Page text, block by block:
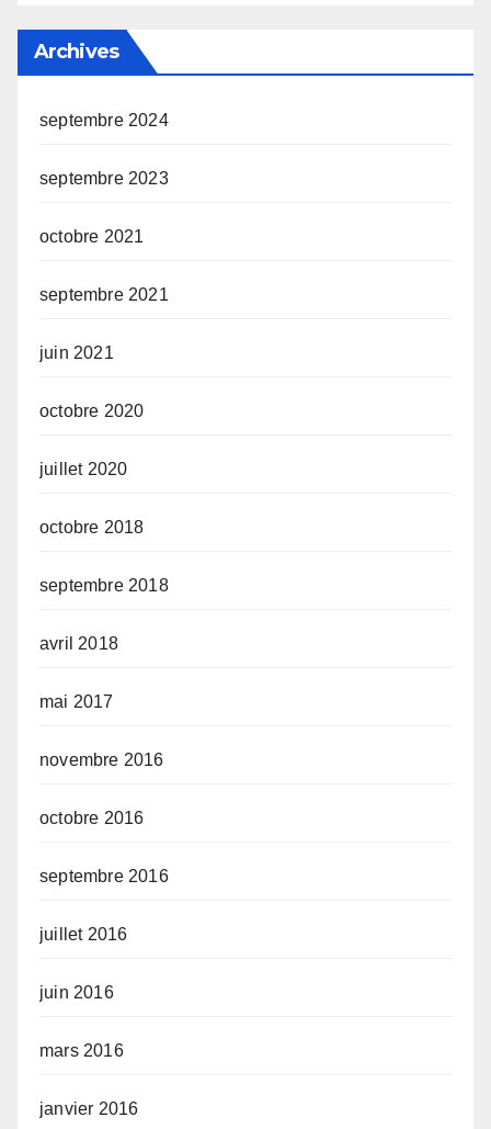
Archives
septembre 2024
septembre 2023
octobre 2021
septembre 2021
juin 2021
octobre 2020
juillet 2020
octobre 2018
septembre 2018
avril 2018
mai 2017
novembre 2016
octobre 2016
septembre 2016
juillet 2016
juin 2016
mars 2016
janvier 2016